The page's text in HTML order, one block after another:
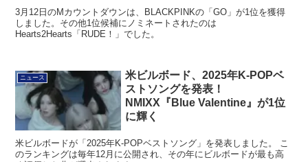
3月12日のMカウントダウンは、BLACKPINKの「GO」が1位を獲得
しました。その他1位候補にノミネートされたのは
Hearts2Hearts「RUDE！」でした。
ニュース
米ビルボード、2025年K-POPベ
ストソングを発表！
NMIXX『Blue Valentine』が1位
に輝く
米ビルボードが「2025年K-POPベストソング」を発表しました。 こ
のランキングは毎年12月に公開され、その年にビルボードが最も高